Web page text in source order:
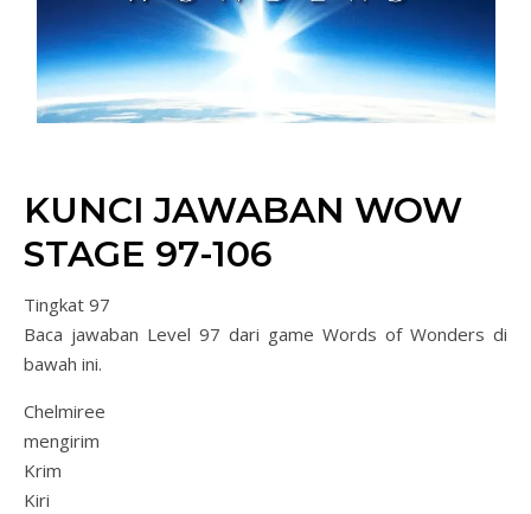
KUNCI JAWABAN WOW
STAGE 97-106
Tingkat 97
Baca jawaban Level 97 dari game Words of Wonders di
bawah ini.
Chelmiree
mengirim
Krim
Kiri